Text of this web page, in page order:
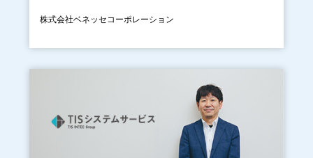
株式会社ベネッセコーポレーション